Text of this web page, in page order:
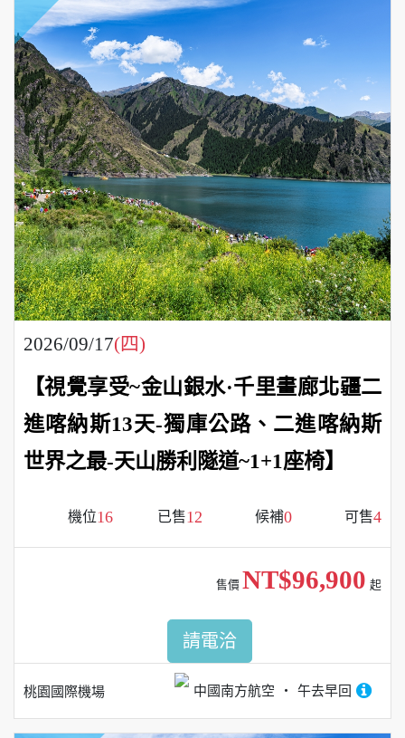
2026/09/17(四)
【視覺享受~金山銀水·千里畫廊北疆二
進喀納斯13天-獨庫公路、二進喀納斯
世界之最-天山勝利隧道~1+1座椅】
機位16 已售12 候補0 可售4
桃園國際機場 中國南方航空 午去早回
售價 NT$96,900 起
請電洽